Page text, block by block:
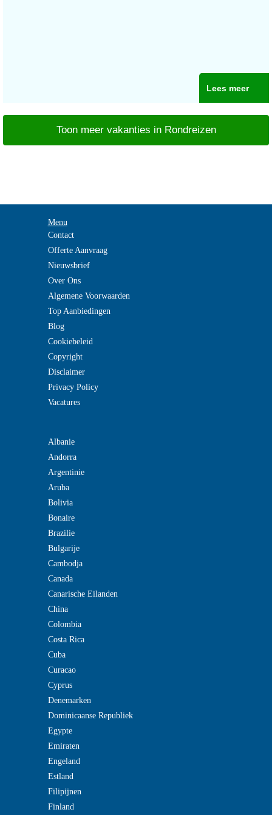
Lees meer
Toon meer vakanties in Rondreizen
Menu
Contact
Offerte Aanvraag
Nieuwsbrief
Over Ons
Algemene Voorwaarden
Top Aanbiedingen
Blog
Cookiebeleid
Copyright
Disclaimer
Privacy Policy
Vacatures
Albanie
Andorra
Argentinie
Aruba
Bolivia
Bonaire
Brazilie
Bulgarije
Cambodja
Canada
Canarische Eilanden
China
Colombia
Costa Rica
Cuba
Curacao
Cyprus
Denemarken
Dominicaanse Republiek
Egypte
Emiraten
Engeland
Estland
Filipijnen
Finland